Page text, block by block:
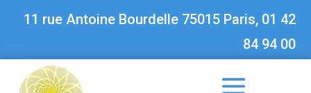
11 rue Antoine Bourdelle 75015 Paris, 01 42
84 94 00